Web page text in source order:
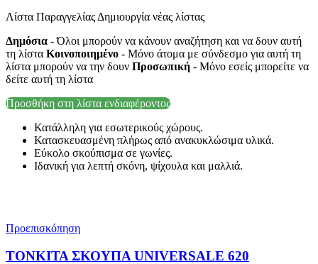
Λίστα Παραγγελίας Δημιουργία νέας λίστας
Δημόσια - Όλοι μπορούν να κάνουν αναζήτηση και να δουν αυτή
τη λίστα Κοινοποιημένο - Μόνο άτομα με σύνδεσμο για αυτή τη
λίστα μπορούν να την δουν Προσωπική - Μόνο εσείς μπορείτε να
δείτε αυτή τη λίστα
Προσθήκη στη λίστα ενδιαφέροντος
Κατάλληλη για εσωτερικούς χώρους.
Κατασκευασμένη πλήρως από ανακυκλώσιμα υλικά.
Εύκολο σκούπισμα σε γωνίες.
Ιδανική για λεπτή σκόνη, ψίχουλα και μαλλιά.
Προεπισκόπηση
ΤΟΝΚΙΤΑ ΣΚΟΥΠΑ UNIVERSALE 620